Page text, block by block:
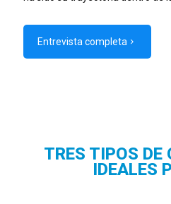
Entrevista completa
TRES TIPOS DE
IDEALES